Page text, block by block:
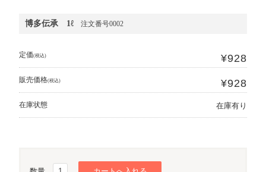
博多伝承 1ℓ 注文番号0002
定価(税込) ¥928
販売価格(税込) ¥928
在庫状態 在庫有り